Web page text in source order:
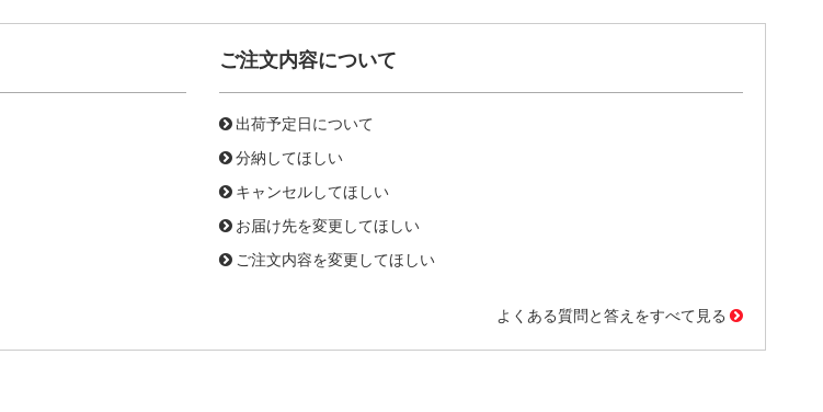
ご注文内容について
出荷予定日について
分納してほしい
キャンセルしてほしい
お届け先を変更してほしい
ご注文内容を変更してほしい
よくある質問と答えをすべて見る